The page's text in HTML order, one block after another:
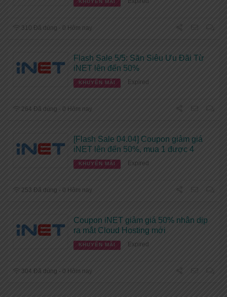
KHUYẾN MÃI
310 Đã dùng - 0 Hôm nay
Flash Sale 5/5: Săn Siêu Ưu Đãi Từ
iNET lên đến 50%
KHUYẾN MÃI Expired
264 Đã dùng - 0 Hôm nay
[Flash Sale 04.04] Coupon giảm giá
iNET lên đến 50%, mua 1 được 4
KHUYẾN MÃI Expired
253 Đã dùng - 0 Hôm nay
Coupon iNET giảm giá 50% nhân dịp
ra mắt Cloud Hosting mới
KHUYẾN MÃI Expired
304 Đã dùng - 0 Hôm nay